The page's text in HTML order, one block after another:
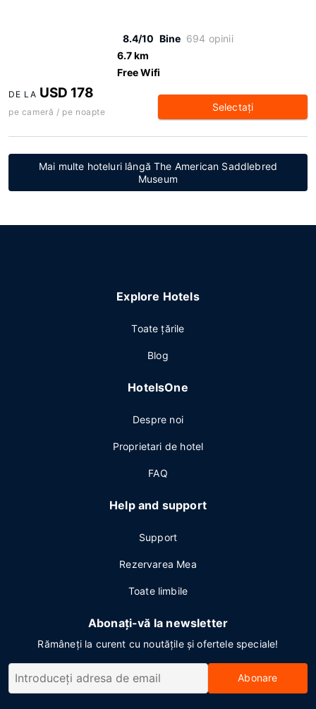
8.4/10 Bine 694 opinii
6.7 km
Free Wifi
DE LA USD 178
pe cameră / pe noapte Selectaţi
Mai multe hoteluri lângă The American Saddlebred
Museum
Explore Hotels
Toate ţările
Blog
HotelsOne
Despre noi
Proprietari de hotel
FAQ
Help and support
Support
Rezervarea Mea
Toate limbile
Abonați-vă la newsletter
Rămâneți la curent cu noutățile și ofertele speciale!
Abonare